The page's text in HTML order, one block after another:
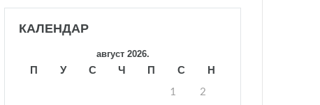
КАЛЕНДАР
август 2026.
П У С Ч П С
Н
1
2